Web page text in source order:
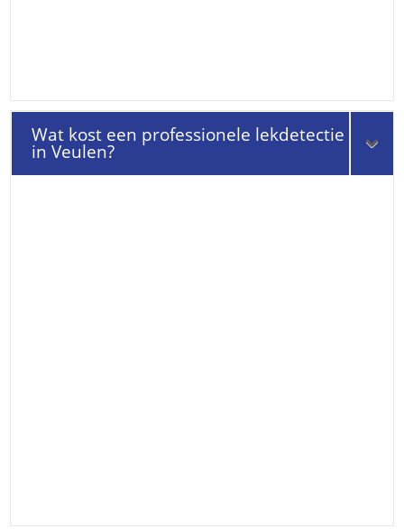
Wat kost een professionele lekdetectie
in Veulen?